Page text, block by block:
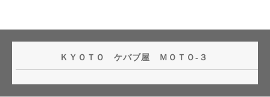
ＫＹＯＴＯ ケバブ屋 ＭＯＴＯ-３